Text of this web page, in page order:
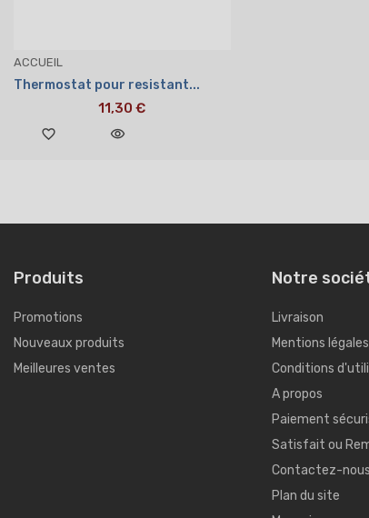
ACCUEIL
Thermostat pour resistant...
11,30 €
favorite_border visibility
Produits
Promotions
Nouveaux produits
Meilleures ventes
Notre
Livraison
Mentions légales
Conditions
A propos
Paiement
Satisfait ou
Contactez-nous
Plan du site